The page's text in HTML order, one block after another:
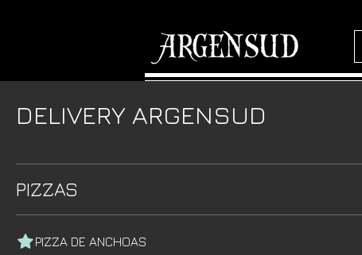
DELIVERY ARGENSUD
PIZZAS
PIZZA DE ANCHOAS